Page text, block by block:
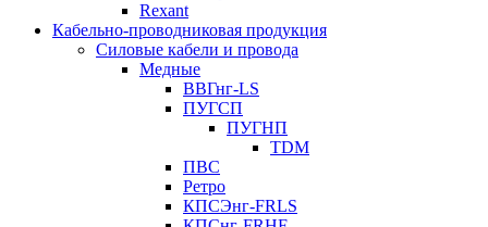
Rexant
Кабельно-проводниковая продукция
Силовые кабели и провода
Медные
ВВГнг-LS
ПУГСП
ПУГНП
TDM
ПВС
Ретро
КПСЭнг-FRLS